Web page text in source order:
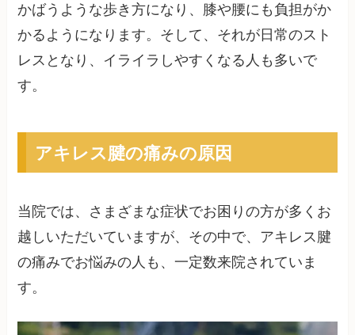
かばうような歩き方になり、膝や腰にも負担がか
かるようになります。そして、それが日常のスト
レスとなり、イライラしやすくなる人も多いで
す。
アキレス腱の痛みの原因
当院では、さまざまな症状でお困りの方が多くお
越しいただいていますが、その中で、アキレス腱
の痛みでお悩みの人も、一定数来院されていま
す。